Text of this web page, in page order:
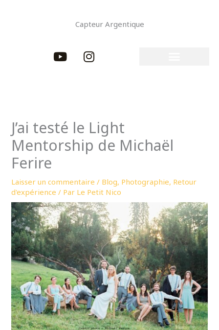
Capteur Argentique
Y
o
e
I
n
r
a
m
J’ai testé le Light
Mentorship de Michaël
Ferire
Laisser un commentaire / Blog, Photographie, Retour
d'expérience / Par Le Petit Nico